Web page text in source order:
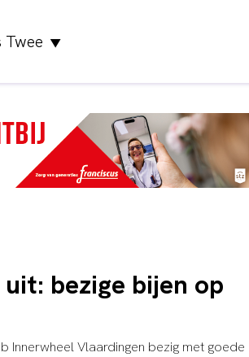
▼
bezige bijen op
Innerwheel Vlaardingen bezig met goede